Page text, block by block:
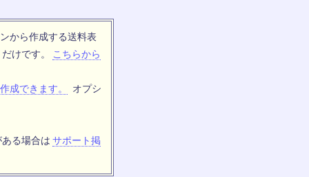
から作成する送料表
けです。
こちらから
成できます。 オプシ
る場合は サポート掲